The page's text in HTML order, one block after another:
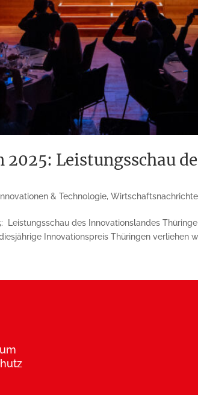
Leistungsschau
Innovationen & Technologie,
des Innovationslandes
Innovationspreis Thüringen verliehen